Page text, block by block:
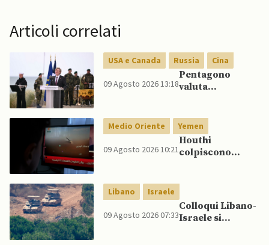
Articoli correlati
USA e Canada Russia Cina
09 Agosto 2026 13:18
Pentagono
valuta
nucleare per
scoraggiare
Cina e Russia
senza innescare
globale
Medio Oriente Yemen
09 Agosto 2026 10:21
Houthi
colpiscono
Yemen rischia
conflitto più
ampio
Libano Israele
09 Agosto 2026 07:33
Colloqui Libano-
Israele si